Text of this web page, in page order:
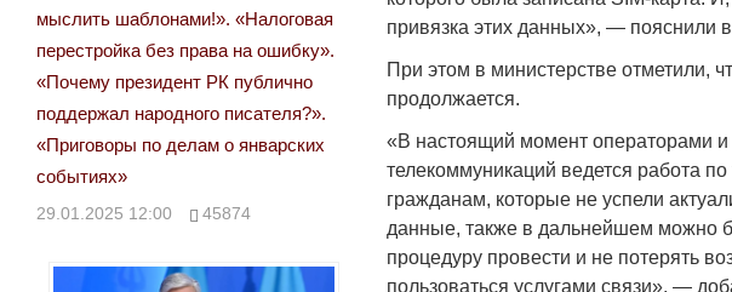
привязка этих данных», — пояснили
При этом в министерстве отметили,
продолжается.
«В настоящий момент операторами и
телекоммуникаций ведется работа
гражданам, которые не успели
данные, также в дальнейшем можно
процедуру провести и не потерять
пользоваться услугами связи», —
мыслить шаблонами!». «Налоговая
перестройка без права на ошибку».
«Почему президент РК публично
поддержал народного писателя?».
«Приговоры по делам о январских
событиях»
29.01.2025 12:00 45874